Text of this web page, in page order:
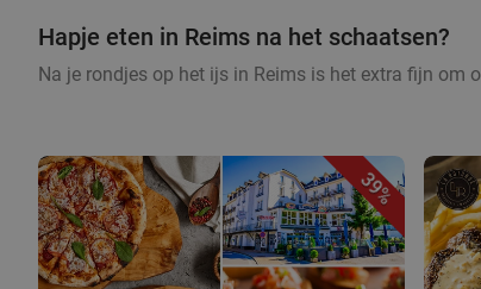
Hapje eten in Reims na het schaatsen?
Na je rondjes op het ijs in Reims is het extra fijn om
39%